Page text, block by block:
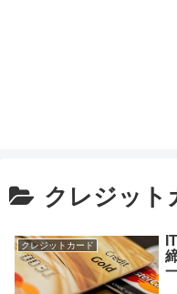
クレジット
クレジットカード